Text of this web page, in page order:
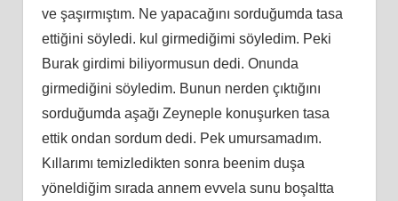
ve şaşırmıştım. Ne yapacağını sorduğumda tasa
ettiğini söyledi. kul girmediğimi söyledim. Peki
Burak girdimi biliyormusun dedi. Onunda
girmediğini söyledim. Bunun nerden çıktığını
sorduğumda aşağı Zeyneple konuşurken tasa
ettik ondan sordum dedi. Pek umursamadım.
Kıllarımı temizledikten sonra beenim duşa
yöneldiğim sırada annem evvela sunu boşaltta